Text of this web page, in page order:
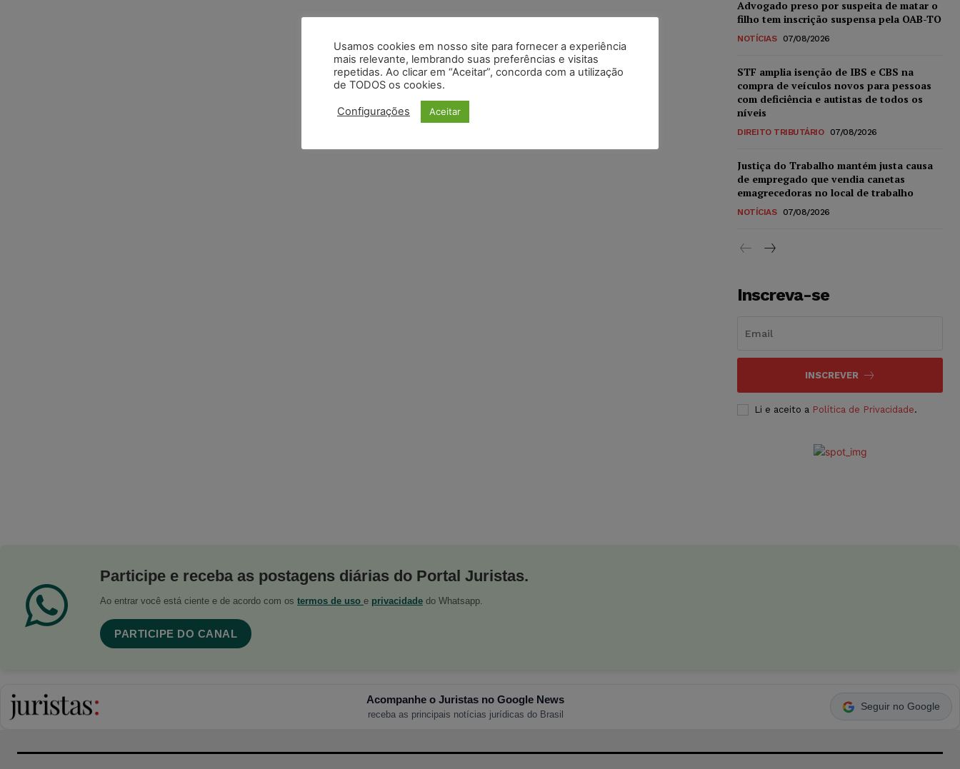
Advogado preso por suspeita de matar o
filho tem inscrição suspensa pela OAB-TO
NOTÍCIAS 07/08/2026
STF amplia isenção de IBS e CBS na
compra de veículos novos para pessoas
com deficiência e autistas de todos os
níveis
DIREITO TRIBUTÁRIO 07/08/2026
Justiça do Trabalho mantém justa causa
de empregado que vendia canetas
emagrecedoras no local de trabalho
NOTÍCIAS 07/08/2026
Inscreva-se
INSCREVER
Li e aceito a Política de Privacidade.
Participe e receba as postagens diárias do Portal Juristas.
Ao entrar você está ciente e de acordo com os termos de uso e privacidade do Whatsapp.
PARTICIPE DO CANAL
Acompanhe o Juristas no Google News
receba as principais notícias jurídicas do Brasil
Seguir no Google
Usamos cookies em nosso site para fornecer a experiência
mais relevante, lembrando suas preferências e visitas
repetidas. Ao clicar em “Aceitar”, concorda com a utilização
de TODOS os cookies.
Configurações Aceitar